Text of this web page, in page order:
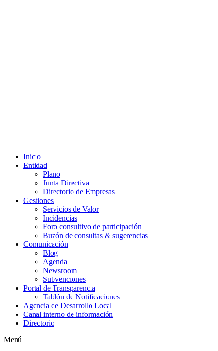
Inicio
Entidad
Plano
Junta Directiva
Directorio de Empresas
Gestiones
Servicios de Valor
Incidencias
Foro consultivo de participación
Buzón de consultas & sugerencias
Comunicación
Blog
Agenda
Newsroom
Subvenciones
Portal de Transparencia
Tablón de Notificaciones
Agencia de Desarrollo Local
Canal interno de información
Directorio
Menú